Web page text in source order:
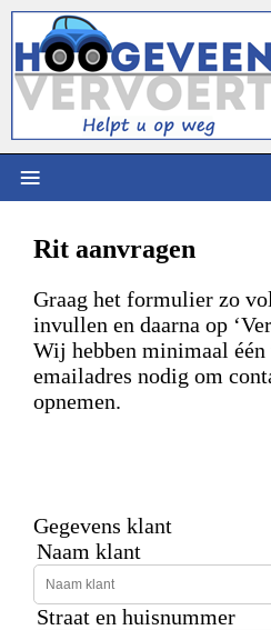
≡
Rit aanvragen
Graag het formulier zo
invullen en daarna op
Wij hebben minimaal
emailadres nodig om
opnemen.
Gegevens klant
Naam klant
Straat en huisnummer